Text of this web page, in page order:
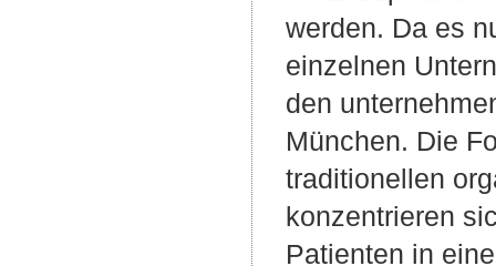
werden. Da es
einzelnen
den
München. Die
traditionellen
konzentrieren
Patienten in